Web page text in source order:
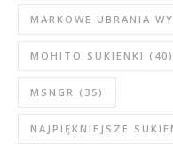
MARKOWE UBRANIA
MOHITO SUKIENKI (40)
MSNGR (35)
NAJPIĘKNIEJSZE